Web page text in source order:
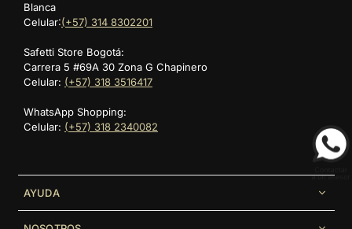
Blanca
Celular:(+57) 314 8302201
Safetti Store Bogotá:
Carrera 5 #69A 30 Zona G Chapinero
Celular: (+57) 318 3516417
WhatsApp Shopping:
Celular: (+57) 318 2340082
AYUDA